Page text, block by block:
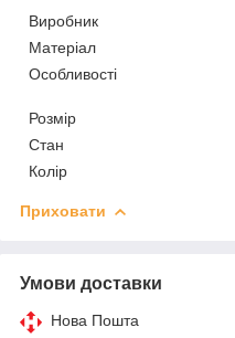
Виробник
Матеріал
Особливості
Розмір
Стан
Колір
Приховати
Умови доставки
Нова Пошта